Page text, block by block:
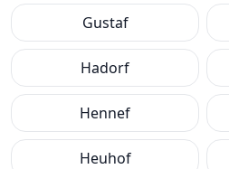
Gustaf
Hadorf
Hennef
Heuhof